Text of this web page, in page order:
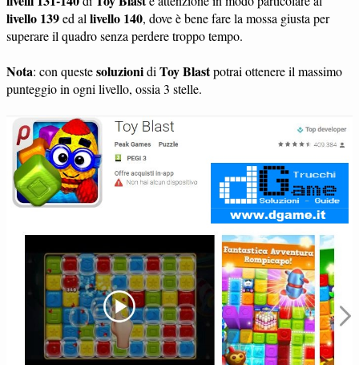
livello 139ed al livello 140, dove è bene fare la mossa giusta per
superare il quadro senza perdere troppo tempo.
Nota: con questesoluzionidi Toy Blastpotrai ottenere il massimo
punteggio in ogni livello, ossia 3 stelle.